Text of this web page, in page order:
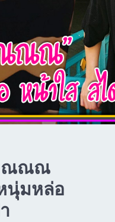
ณณณ
นุ่มหล่อ